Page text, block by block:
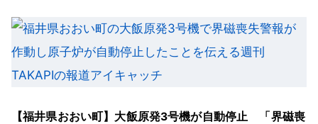
【福井県おおい町】大飯原発3号機が自動停止 「界磁喪